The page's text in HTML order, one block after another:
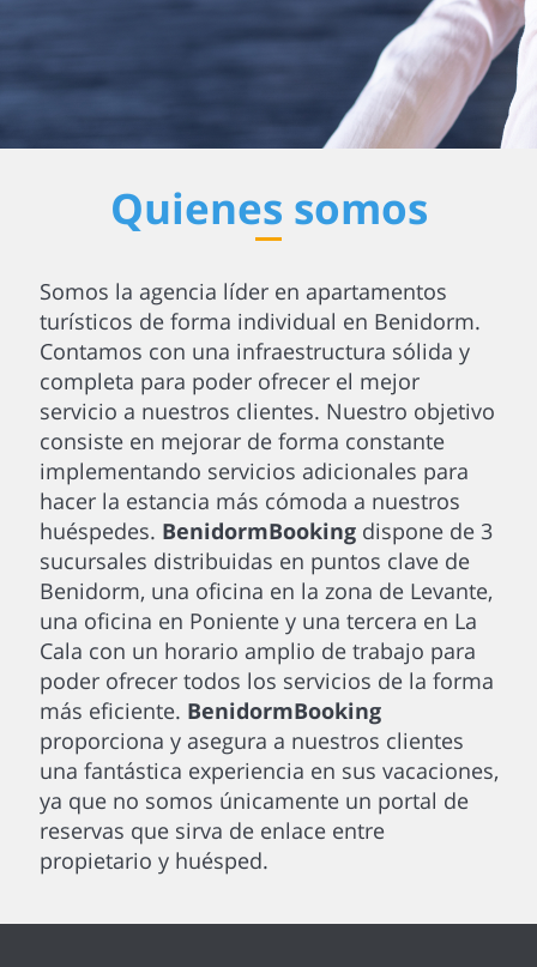
Quienes somos
Somos la agencia líder en apartamentos
turísticos de forma individual en Benidorm.
Contamos con una infraestructura sólida y
completa para poder ofrecer el mejor
servicio a nuestros clientes. Nuestro objetivo
consiste en mejorar de forma constante
implementando servicios adicionales para
hacer la estancia más cómoda a nuestros
huéspedes. BenidormBookingdispone de 3
sucursales distribuidas en puntos clave de
Benidorm, una oficina en la zona de Levante,
una oficina en Poniente y una tercera en La
Cala con un horario amplio de trabajo para
poder ofrecer todos los servicios de la forma
más eficiente. BenidormBooking
proporciona y asegura a nuestros clientes
una fantástica experiencia en sus vacaciones,
ya que no somos únicamente un portal de
reservas que sirva de enlace entre
propietario y huésped.